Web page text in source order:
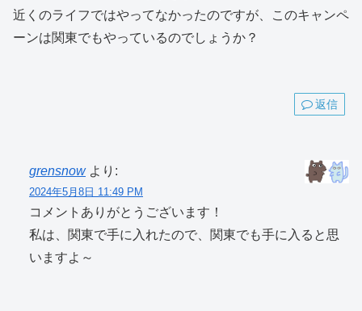
近くのライフではやってなかったのですが、このキャンペ
ーンは関東でもやっているのでしょうか？
返信
grensnow より:
2024年5月8日 11:49 PM
コメントありがとうございます！
私は、関東で手に入れたので、関東でも手に入ると思
いますよ～